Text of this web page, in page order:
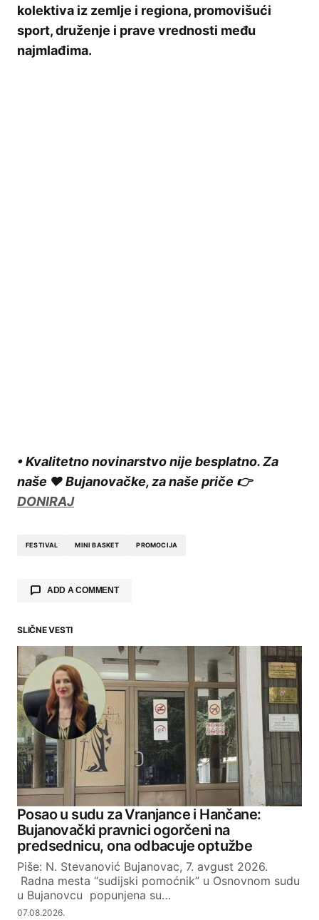
kolektiva iz zemlje i regiona, promovišući
sport, druženje i prave vrednosti među
najmlađima.
• Kvalitetno novinarstvo nije besplatno. Za
naše ❤️ Bujanovačke, za naše priče 👉
DONIRAJ
FESTIVAL MINI BASKET PROMOCIJA
ADD A COMMENT
Your email address will not be published.
Required fields are marked
Comment*
Your Name
Your E-mail
SUBMIT COMMENT
SLIČNE VESTI
Posao u sudu za Vranjance i Hančane:
Bujanovački pravnici ogorčeni na
predsednicu, ona odbacuje optužbe
Piše: N. Stevanović Bujanovac, 7. avgust 2026.
Radna mesta “sudijski pomoćnik” u Osnovnom sudu
u Bujanovcu popunjena su…
07.08.2026.